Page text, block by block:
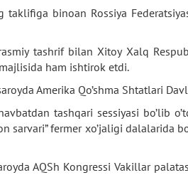
taklifiga binoan Rossiya
tashrif bilan Xitoy Xalq
ham ishtirok etdi.
Amerika Qo’shma Shtatlari
tashqari sessiyasi bo’lib
sarvari” fermer xo’jaligi dalalarida
AQSh Kongressi Vakillar